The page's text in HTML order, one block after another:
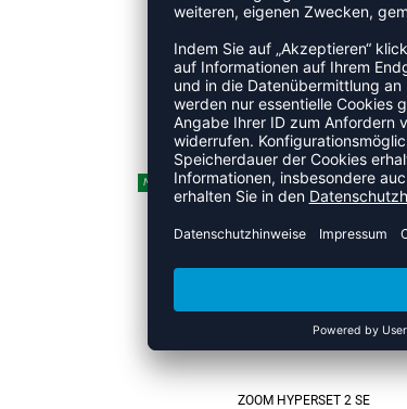
BEYOND FF 2 DAMEN
UVP 119,95 € |99,95 €
NEW
ZOOM HYPERSET 2 SE